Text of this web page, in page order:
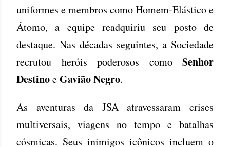
uniformes e membros como Homem-Elástico e
Átomo, a equipe readquiriu seu posto de
destaque. Nas décadas seguintes, a Sociedade
recrutou heróis poderosos como Senhor
DestinoeGavião Negro.
As aventuras da JSA atravessaram crises
multiversais, viagens no tempo e batalhas
cósmicas. Seus inimigos icônicos incluem o